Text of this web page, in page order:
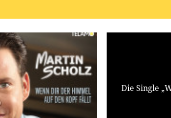
Die Single